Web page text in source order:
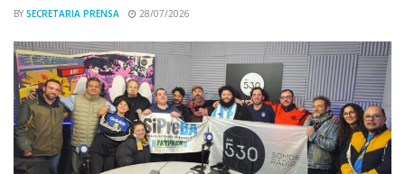
BY SECRETARIA PRENSA 28/07/2026